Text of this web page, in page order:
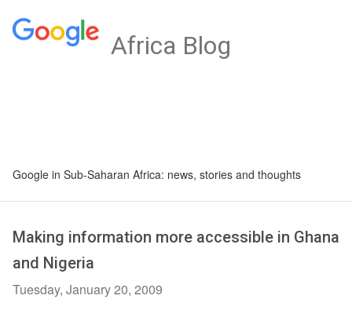
Africa Blog
Google in Sub-Saharan Africa: news, stories and thoughts
Making information more accessible in Ghana
and Nigeria
Tuesday, January 20, 2009